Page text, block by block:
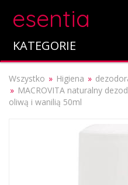
esentia
KATEGORIE
Wszystko Higiena
MACROVITA naturalny
oliwą i wanilią 50ml